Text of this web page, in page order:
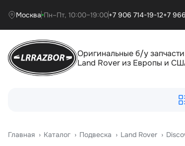
Москва Пн–Пт, 10:00–19:00+7 906 714-19-12+7
Оригинальные б/у запчасти
Land Rover из Европы и
Главная › Катало › Подвеска › Land Rover ›